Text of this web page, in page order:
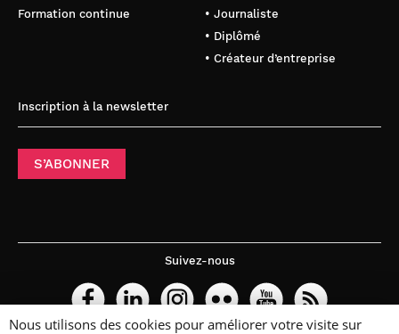
Formation continue
• Journaliste
• Diplômé
• Créateur d’entreprise
Inscription à la newsletter
S’ABONNER
Suivez-nous
Nous utilisons des cookies pour améliorer votre visite sur